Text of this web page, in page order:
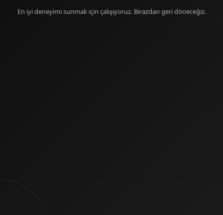
En iyi deneyimi sunmak için çalışıyoruz. Birazdan geri döneceğiz.